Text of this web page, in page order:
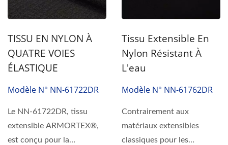
TISSU EN NYLON À
QUATRE VOIES
ÉLASTIQUE
Modèle N° NN-61722DR
Le NN-61722DR, tissu
extensible ARMORTEX®,
est conçu pour la
Tissu Extensible En
Nylon Résistant À
L'eau
Modèle N° NN-61762DR
Contrairement aux
matériaux extensibles
classiques pour les